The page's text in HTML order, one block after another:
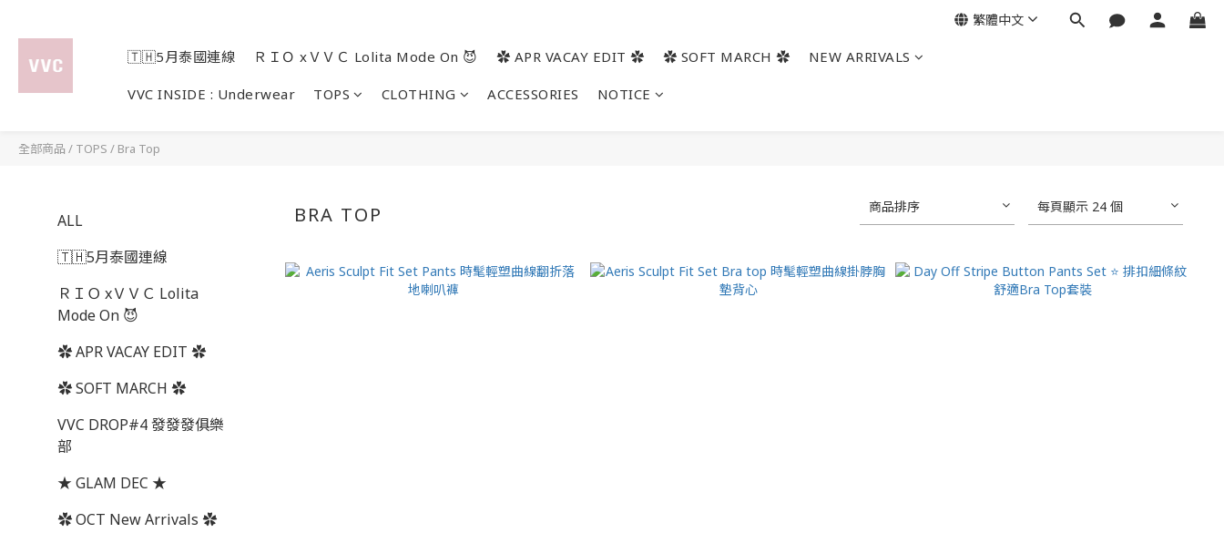
🇹🇭5月泰國連線 ＲＩＯ xＶＶＣ Lolita Mode On 😈 ✿ APR VACAY EDIT ✿ ✿ SOFT MARCH ✿ NEW ARRIVALS
VVC INSIDE : Underwear TOPS CLOTHING ACCESSORIES NOTICE
繁體中文
全部商品 / TOPS / Bra Top
ALL
🇹🇭5月泰國連線
ＲＩＯ xＶＶＣ Lolita
Mode On 😈
✿ APR VACAY EDIT ✿
✿ SOFT MARCH ✿
VVC DROP#4 發發發俱樂
部
★ GLAM DEC ★
✿ OCT New Arrivals ✿
BRA TOP 商品排序 每頁顯示 24 個